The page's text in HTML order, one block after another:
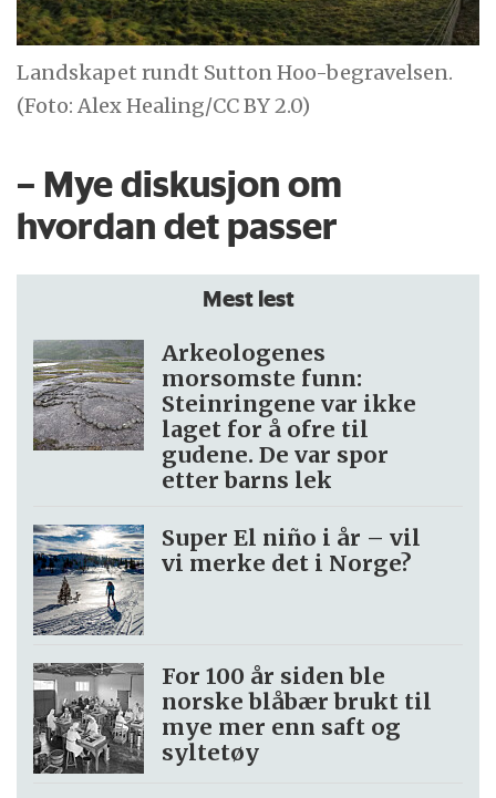
Landskapet rundt Sutton Hoo-begravelsen.
(Foto: Alex Healing/CC BY 2.0)
– Mye diskusjon om
hvordan det passer
Mest lest
Arkeologenes
morsomste funn:
Steinringene var ikke
laget for å ofre til
gudene. De var spor
etter barns lek
Super El niño i år – vil
vi merke det i Norge?
For 100 år siden ble
norske blåbær brukt til
mye mer enn saft og
syltetøy